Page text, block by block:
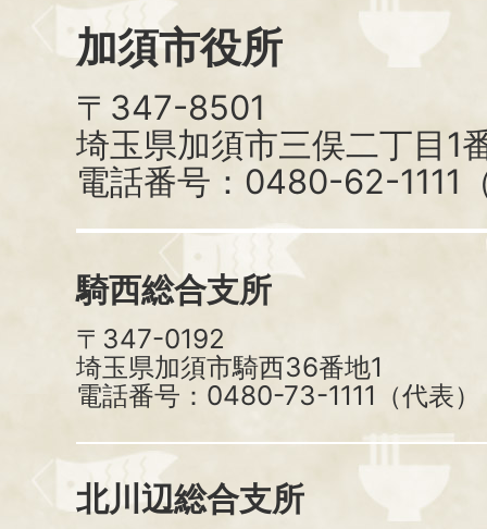
加須市役所
〒347-8501
埼玉県加須市三俣二丁目1
電話番号：0480-62-1111
騎西総合支所
〒347-0192
埼玉県加須市騎西36番地1
電話番号：0480-73-1111（代表）
北川辺総合支所